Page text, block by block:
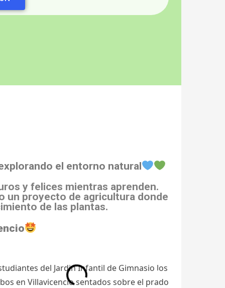
el entorno natural
y felices mientras aprenden.
un proyecto de agricultura donde
de las plantas.